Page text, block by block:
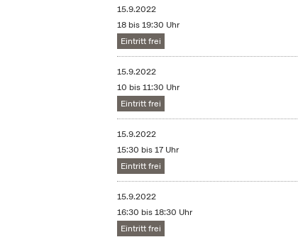
15.9.2022
18 bis 19:30 Uhr
Eintritt frei
15.9.2022
10 bis 11:30 Uhr
Eintritt frei
15.9.2022
15:30 bis 17 Uhr
Eintritt frei
15.9.2022
16:30 bis 18:30 Uhr
Eintritt frei